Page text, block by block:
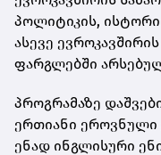
პოლიტიკის,
ასევე
ფარგლებში
პროგრამაზე
ერთიანი ეროვნული
ენად ინგლისური